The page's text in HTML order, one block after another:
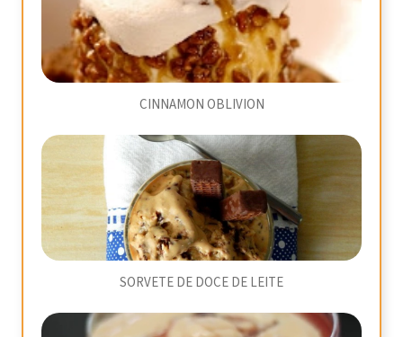
CINNAMON OBLIVION
SORVETE DE DOCE DE LEITE